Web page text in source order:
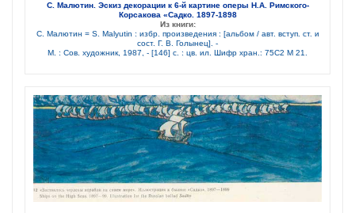
С. Малютин. Эскиз декорации к 6-й картине оперы Н.А. Римского-
Корсакова «Садко. 1897-1898
Из книги:
С. Малютин = S. Malyutin : избр. произведения : [альбом / авт. вступ. ст. и
сост. Г. В. Голынец]. -
М. : Сов. художник, 1987, - [146] с. : цв. ил. Шифр хран.: 75С2 М 21.